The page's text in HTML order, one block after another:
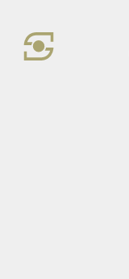
Inhalt
springen